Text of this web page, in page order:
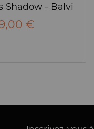
Shadow - Balvi
€